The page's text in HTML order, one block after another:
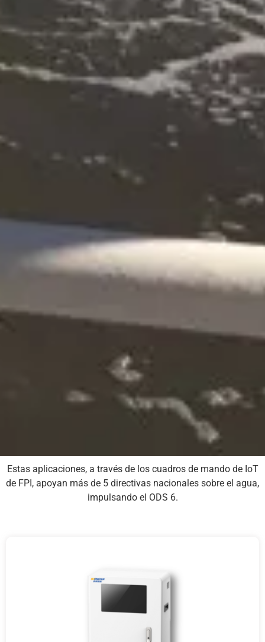
Estas aplicaciones, a través de los cuadros de mando de IoT
de FPI, apoyan más de 5 directivas nacionales sobre el agua,
impulsando el ODS 6.